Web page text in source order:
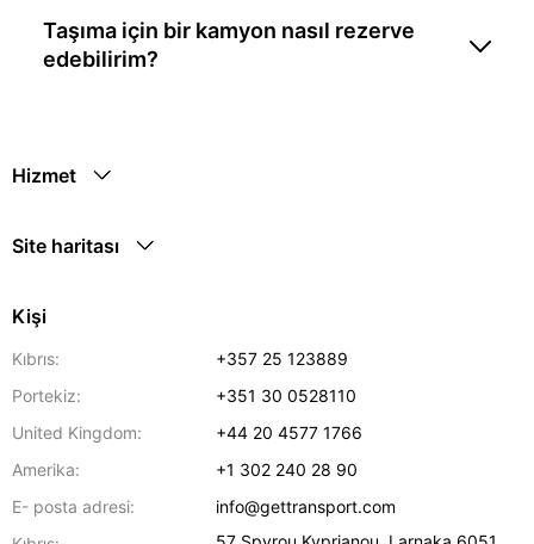
Taşıma için bir kamyon nasıl rezerve
edebilirim?
Hizmet
Site haritası
Kişi
Kıbrıs:
+357 25 123889
Portekiz:
+351 30 0528110
United Kingdom:
+44 20 4577 1766
Amerika:
+1 302 240 28 90
E- posta adresi:
info@gettransport.com